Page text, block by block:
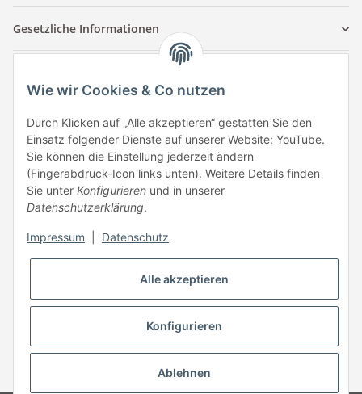
Gesetzliche Informationen
Tuccar GmbH
Raum A-123
Anton-Kux-Str.2
41460 Neuss
E-Mail: info @ megaphonic.de
Kundenservice
Mo - Fr 10:00 - 18:00
Mail: info @ megaphonic.de
* Alle Preise inkl. gesetzlicher USt.
Wie wir Cookies & Co nutzen
Durch Klicken auf „Alle akzeptieren“ gestatten Sie den
Einsatz folgender Dienste auf unserer Website: YouTube.
Sie können die Einstellung jederzeit ändern
(Fingerabdruck-Icon links unten). Weitere Details finden
Sie unter Konfigurieren und in unserer
Datenschutzerklärung.
Impressum Datenschutz
Alle akzeptieren
Konfigurieren
Ablehnen